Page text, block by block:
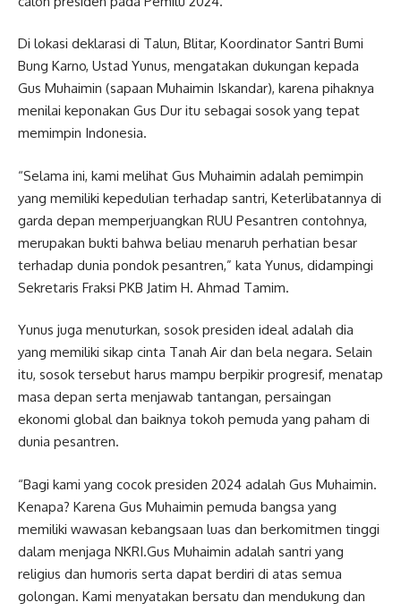
Di lokasi deklarasi di Talun, Blitar, Koordinator Santri Bumi
Bung Karno, Ustad Yunus, mengatakan dukungan kepada
Gus Muhaimin (sapaan Muhaimin Iskandar), karena pihaknya
menilai keponakan Gus Dur itu sebagai sosok yang tepat
memimpin Indonesia.
“Selama ini, kami melihat Gus Muhaimin adalah pemimpin
yang memiliki kepedulian terhadap santri, Keterlibatannya di
garda depan memperjuangkan RUU Pesantren contohnya,
merupakan bukti bahwa beliau menaruh perhatian besar
terhadap dunia pondok pesantren,” kata Yunus, didampingi
Sekretaris Fraksi PKB Jatim H. Ahmad Tamim.
Yunus juga menuturkan, sosok presiden ideal adalah dia
yang memiliki sikap cinta Tanah Air dan bela negara. Selain
itu, sosok tersebut harus mampu berpikir progresif, menatap
masa depan serta menjawab tantangan, persaingan
ekonomi global dan baiknya tokoh pemuda yang paham di
dunia pesantren.
“Bagi kami yang cocok presiden 2024 adalah Gus Muhaimin.
Kenapa? Karena Gus Muhaimin pemuda bangsa yang
memiliki wawasan kebangsaan luas dan berkomitmen tinggi
dalam menjaga NKRI.Gus Muhaimin adalah santri yang
religius dan humoris serta dapat berdiri di atas semua
golongan. Kami menyatakan bersatu dan mendukung dan